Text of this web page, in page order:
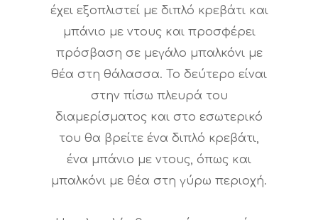
έχει εξοπλιστεί με διπλό κρεβάτι και
μπάνιο με ντους και προσφέρει
πρόσβαση σε μεγάλο μπαλκόνι με
θέα στη θάλασσα. Το δεύτερο είναι
στην πίσω πλευρά του
διαμερίσματος και στο εσωτερικό
του θα βρείτε ένα διπλό κρεβάτι,
ένα μπάνιο με ντους, όπως και
μπαλκόνι με θέα στη γύρω περιοχή.